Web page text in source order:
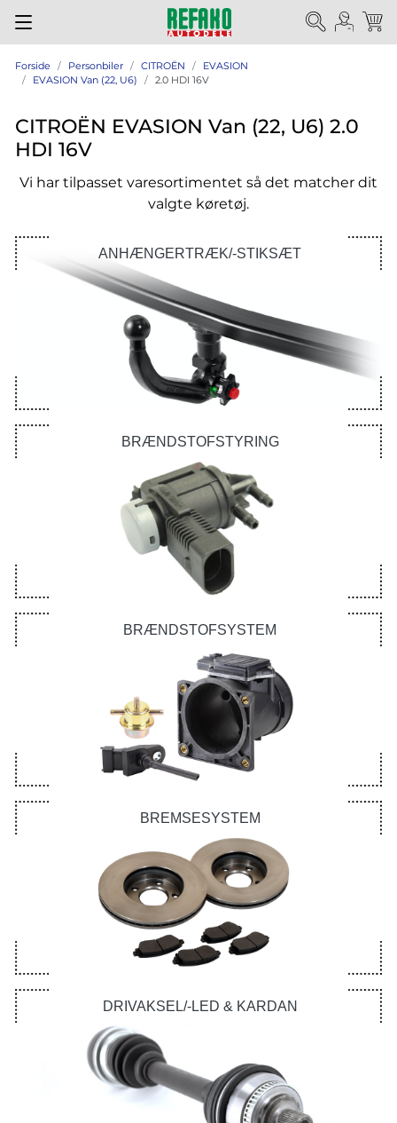
Forside Personbiler CITROËN
EVASION
EVASION Van (22, U6)
2.0 HDI 16V
CITROËN EVASION Van (22, U6) 2.0
HDI 16V
Vi har tilpasset varesortimentet så det matcher dit
valgte køretøj.
ANHÆNGERTRÆK/-STIKSÆT
BRÆNDSTOFSTYRING
BRÆNDSTOFSYSTEM
BREMSESYSTEM
DRIVAKSEL/-LED & KARDAN